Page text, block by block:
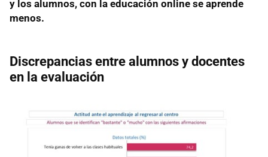
y los alumnos, con la educación online se aprende
menos.
Discrepancias entre alumnos y docentes
en la evaluación